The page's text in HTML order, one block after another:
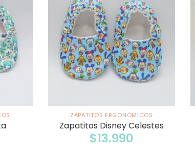
ZAPATITOS ERGONÓMICOS
Zapatitos Disney Celestes
$13.990